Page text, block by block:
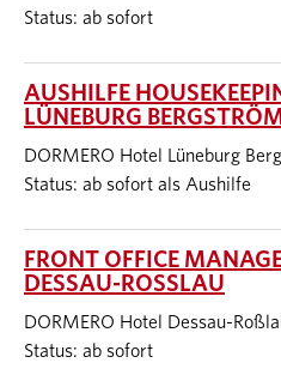
Status: ab sofort
AUSHILFE
LÜNEBURG
DORMERO Hotel Lüneburg
Status: ab sofort als Aushilfe
FRONT OFFICE
DESSAU-ROSSLAU
DORMERO Hotel Dessau-
Status: ab sofort